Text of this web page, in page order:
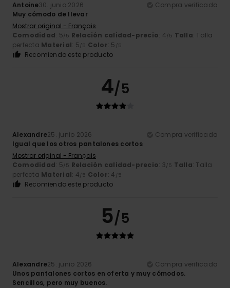
Antoine30. junio 2026
Compra verificada
Muy cómodo de llevar
Mostrar original - Français
Comodidad: 5/5 Relación calidad-precio: 4/5 Talla: Talla
perfecta Material: 5/5 Color: 5 /5
Recomiendo este producto
4/5
Alexandre25. junio 2026
Compra verificada
Igual que los otros pantalones cortos
Mostrar original - Français
Comodidad: 5/5 Relación calidad-precio: 3/5 Talla: Talla
perfecta Material: 4/5 Color: 4 /5
Recomiendo este producto
5/5
Alexandre25. junio 2026
Compra verificada
Unos pantalones cortos en oferta y muy cómodos.
Sencillos, pero muy buenos.